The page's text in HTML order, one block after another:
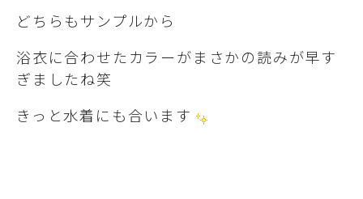
どちらもサンプルから
浴衣に合わせたカラーがまさかの読みが早す
ぎましたね笑
きっと水着にも合います